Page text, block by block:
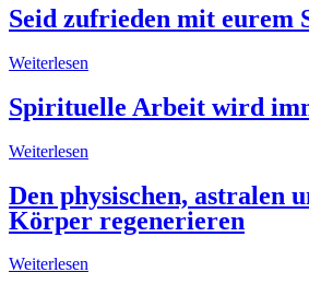
Seid zufrieden mit eurem
Weiterlesen
Spirituelle Arbeit wird
Weiterlesen
Den physischen, astralen
Körper regenerieren
Weiterlesen